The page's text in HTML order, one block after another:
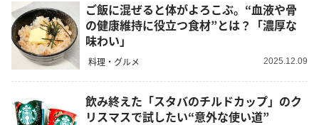
ご飯に混ぜると体がよろこぶ。“血液や骨
の健康維持に役立つ食材”とは？「濃厚な
味わい」
料理・グルメ 2025.12.09
飲み終えた「スタバのチルドカップ」のク
リスマスで試したい“意外な使い道”